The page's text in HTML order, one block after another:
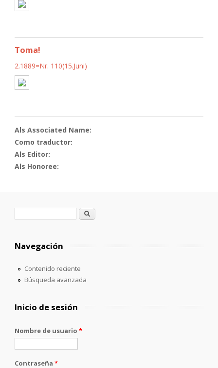
Toma!
2.1889=Nr. 110(15.Juni)
Als Associated Name:
Como traductor:
Als Editor:
Als Honoree:
Formulario de búsqueda
Buscar
Navegación
Contenido reciente
Búsqueda avanzada
Inicio de sesión
Nombre de usuario *
Contraseña *